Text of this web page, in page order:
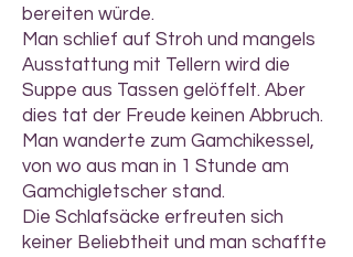
bereiten würde.
Man schlief auf Stroh und mangels
Ausstattung mit Tellern wird die
Suppe aus Tassen gelöffelt. Aber
dies tat der Freude keinen Abbruch.
Man wanderte zum Gamchikessel,
von wo aus man in 1 Stunde am
Gamchigletscher stand.
Die Schlafsäcke erfreuten sich
keiner Beliebtheit und man schaffte